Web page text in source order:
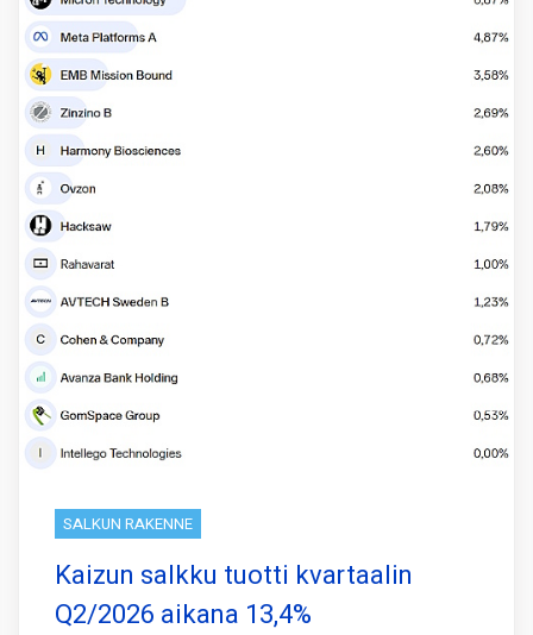
SALKUN RAKENNE
Kaizun salkku tuotti kvartaalin
Q2/2026 aikana 13,4%